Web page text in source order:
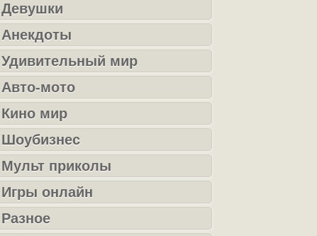
Девушки
Анекдоты
Удивительный мир
Авто-мото
Кино мир
Шоубизнес
Мульт приколы
Игры онлайн
Разное